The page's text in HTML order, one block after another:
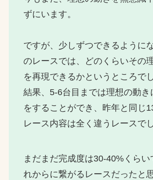
ずにいます。
ですが、少しずつできるように
のレースでは、どのくらいその
を再現できるかというところでし
結果、5-6台目までは理想の動き
をすることができ、昨年と同じ
レース内容は全く違うレースでし
まだまだ完成度は30-40%くらい
れからに繋がるレースだったと